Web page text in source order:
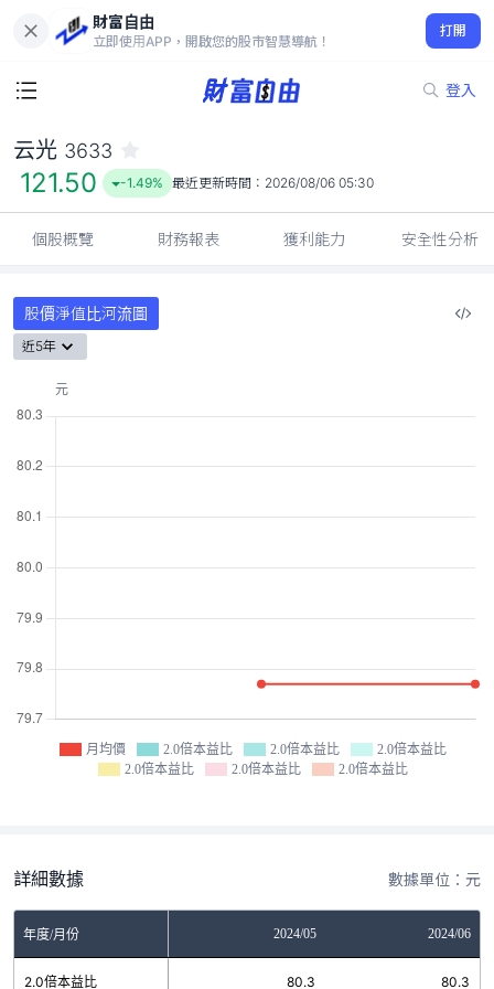
財富自由
立即使用APP，開啟您的股市智慧導航！
打開
登入
121.50
-1.49%
云光 3633
121.50 -1.49% 最近更新時間： 2026/08/06 05:30
個股概覽 財務報表 獲利能力 安全性分析
股價淨值比河流圖
近5年
月均價 2.0倍本益比 2.0倍本益比
2.0倍本益比
2.0倍本益比
2.0倍本益比 2.0倍本益比
詳細數據 數據單位：元
年度/月份 2024/05 2024/06
2.0倍本益比 80.3 80.3